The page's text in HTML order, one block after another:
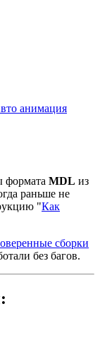
анимация
формата MDL из
раньше не
"Как
сборки
без багов.